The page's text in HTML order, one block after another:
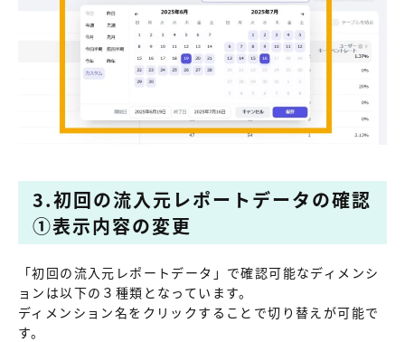
3.初回の流入元レポートデータの確認
①表示内容の変更
「初回の流入元レポートデータ」で確認可能なディメンシ
ョンは以下の３種類となっています。
ディメンション名をクリックすることで切り替えが可能で
す。